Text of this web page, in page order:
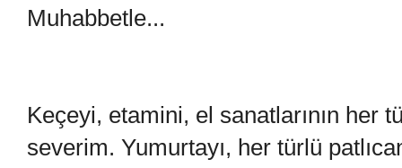
Muhabbetle...
Keçeyi, etamini, el sanatlarının her
severim. Yumurtayı, her türlü